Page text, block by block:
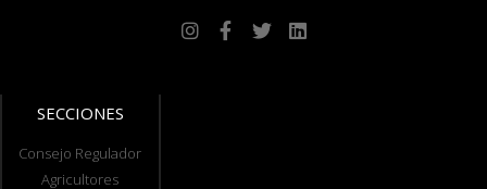
SECCIONES
Consejo Regulador
Agricultores